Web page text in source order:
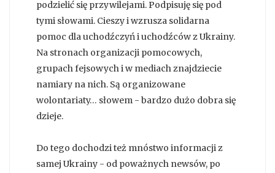
podzielić się przywilejami. Podpisuję się pod
tymi słowami. Cieszy i wzrusza solidarna
pomoc dla uchodźczyń i uchodźców z Ukrainy.
Na stronach organizacji pomocowych,
grupach fejsowych i w mediach znajdziecie
namiary na nich. Są organizowane
wolontariaty… słowem - bardzo dużo dobra się
dzieje.
Do tego dochodzi też mnóstwo informacji z
samej Ukrainy - od poważnych newsów, po